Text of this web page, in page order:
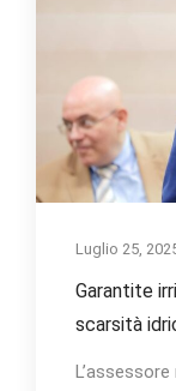
Luglio 25,
Garantite
scarsità